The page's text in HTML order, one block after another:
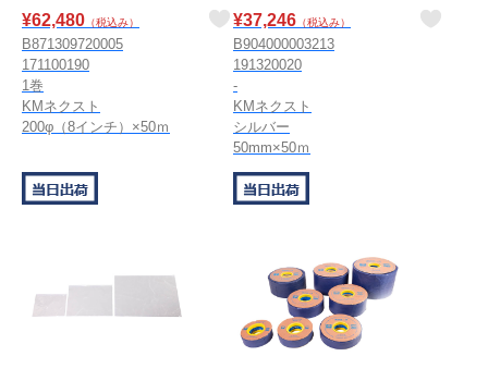
¥62,480 （税込み）
B871309720005
171100190
1巻
KMネクスト
200φ（8インチ）×50ｍ
¥37,246 （税込み）
B904000003213
191320020
-
KMネクスト
シルバー
50mm×50ｍ